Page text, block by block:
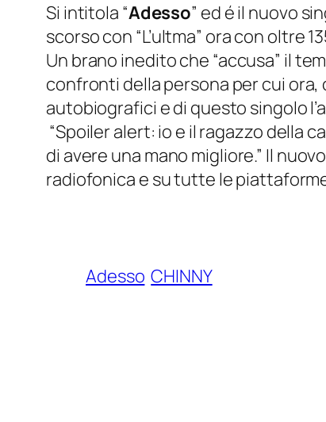
Si intitola “Adesso” ed é il nuovo
scorso con “L’ultma” ora con oltre
Un brano inedito che “accusa” il
confronti della persona per cui ora,
autobiografici e di questo singolo
“Spoiler alert: io e il ragazzo della
di avere una mano migliore.” Il
radiofonica e su tutte le
Adesso CHINNY